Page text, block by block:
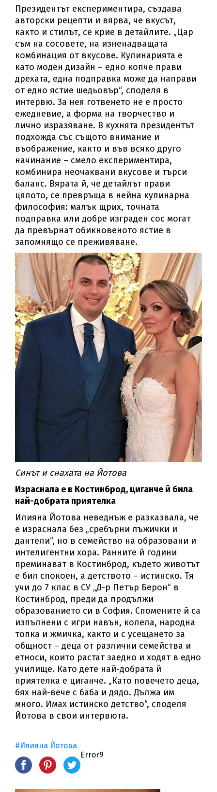
Президентът експериментира, създава
авторски рецепти и вярва, че вкусът,
както и стилът, се крие в детайлите. „Цар
съм на сосовете, на изненадващата
комбинация от вкусове. Кулинарията е
като моден дизайн – едно копче прави
дрехата, една подправка може да направи
от едно ястие шедьовър“, споделя в
интервю. За нея готвенето не е просто
ежедневие, а форма на творчество и
лично изразяване. В кухнята президентът
подхожда със същото внимание и
въображение, както и във всяко друго
начинание – смело експериментира,
комбинира неочаквани вкусове и търси
баланс. Вярата й, че детайлът прави
цялото, се превръща в нейна кулинарна
философия: малък щрих, точната
подправка или добре изграден сос могат
да превърнат обикновеното ястие в
запомнящо се преживяване.
Синът и снахата на Йотова
Израснала е в Костинброд, циганче й била
най-добрата приятелка
Илияна Йотова неведнъж е разказвала, че
е израснала без „сребърни лъжички и
дантели“, но в семейство на образовани и
интелигентни хора. Ранните й години
преминават в Костинброд, където животът
е бил спокоен, а детството – истинско. Тя
учи до 7 клас в СУ „Д-р Петър Берон“ в
Костинброд, преди да продължи
образованието си в София. Спомените й са
изпълнени с игри навън, колела, народна
топка и жмичка, както и с усещането за
общност – деца от различни семейства и
етноси, които растат заедно и ходят в едно
училище. Като дете най-добрата й
приятелка е циганче. „Като повечето деца,
бях най-вече с баба и дядо. Дължа им
много. Имах истинско детство“, споделя
Йотова в свои интервюта.
#Илияна Йотова
Error9